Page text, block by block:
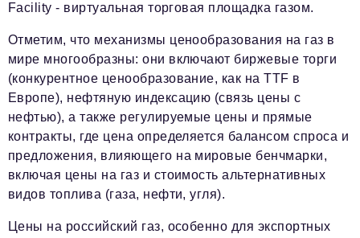
Facility - виртуальная торговая площадка газом.
Отметим, что механизмы ценообразования на газ в
мире многообразны: они включают биржевые торги
(конкурентное ценообразование, как на TTF в
Европе), нефтяную индексацию (связь цены с
нефтью), а также регулируемые цены и прямые
контракты, где цена определяется балансом спроса и
предложения, влияющего на мировые бенчмарки,
включая цены на газ и стоимость альтернативных
видов топлива (газа, нефти, угля).
Цены на российский газ, особенно для экспортных